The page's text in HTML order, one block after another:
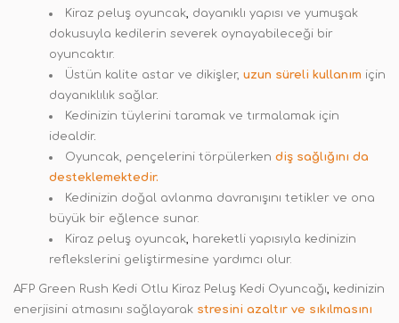
Kiraz peluş oyuncak, dayanıklı yapısı ve yumuşak
dokusuyla kedilerin severek oynayabileceği bir
oyuncaktır.
Üstün kalite astar ve dikişler, uzun süreli kullanım için
dayanıklılık sağlar.
Kedinizin tüylerini taramak ve tırmalamak için
idealdir.
Oyuncak, pençelerini törpülerken diş sağlığını da
desteklemektedir.
Kedinizin doğal avlanma davranışını tetikler ve ona
büyük bir eğlence sunar.
Kiraz peluş oyuncak, hareketli yapısıyla kedinizin
reflekslerini geliştirmesine yardımcı olur.
AFP Green Rush Kedi Otlu Kiraz Peluş Kedi Oyuncağı, kedinizin
enerjisini atmasını sağlayarak stresini azaltır ve sıkılmasını